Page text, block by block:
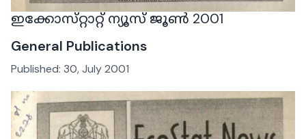
ഇക്കോസ്‌റ്റാറ്റ് ന്യൂസ് ജൂൺ 2001
General Publications
Published: 30, July 2001